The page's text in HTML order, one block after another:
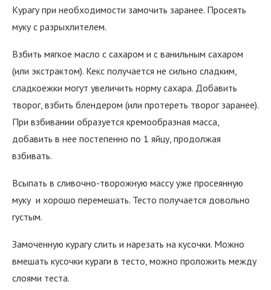
Курагу при необходимости замочить заранее. Просеять
муку с разрыхлителем.
Взбить мягкое масло с сахаром и с ванильным сахаром
(или экстрактом). Кекс получается не сильно сладким,
сладкоежки могут увеличить норму сахара. Добавить
творог, взбить блендером (или протереть творог заранее).
При взбивании образуется кремообразная масса,
добавить в нее постепенно по 1 яйцу, продолжая
взбивать.
Всыпать в сливочно-творожную массу уже просеянную
муку и хорошо перемешать. Тесто получается довольно
густым.
Замоченную курагу слить и нарезать на кусочки. Можно
вмешать кусочки кураги в тесто, можно проложить между
слоями теста.